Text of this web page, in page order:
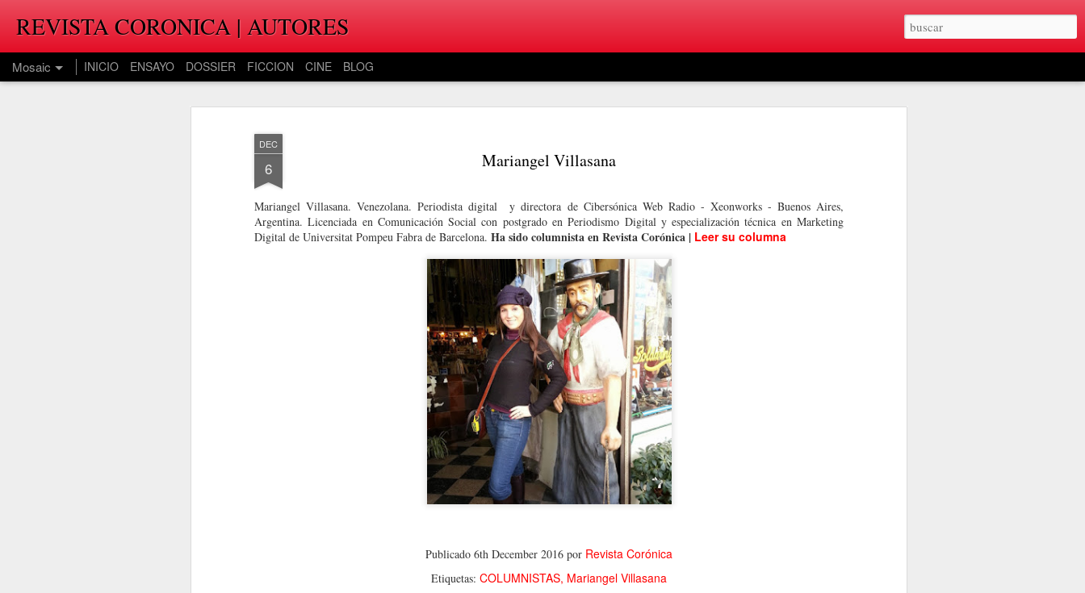
DEC
6 Mariangel Villasana
Mariangel Villasana. Venezolana. Periodista digital y directora de Cibersónica Web Radio - Xeonworks - Buenos Aires,
Argentina. Licenciada en Comunicación Social con postgrado en Periodismo Digital y especialización técnica en Marketing
Digital de Universitat Pompeu Fabra de Barcelona. Ha sido columnista en Revista Corónica | Leer su columna
Publicado 6th December 2016 por Revista Corónica
Etiquetas: COLUMNISTAS Mariangel Villasana
REVISTA CORONICA | AUTORES
Mosaic INICIO ENSAYO DOSSIER FICCION CINE BLOG